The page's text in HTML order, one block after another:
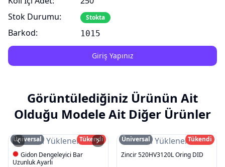
Stok Durumu:
Barkod:
Stokta
1015
Giriş Yapınız
Görüntülediğiniz Ürünün Ait
Olduğu Modele Ait Diğer Ürünler
Resim Yüklenemedi
Üniversal
Tükendi
Gidon Dengeleyici Bar
Uzunluk Ayarli
Resim Yüklenemedi
Üniversal
Tükendi
Zincir 520HV3120L Oring DID